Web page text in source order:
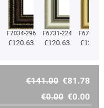
F7034-296
€120.63
F6731-224
€120.63
F6731-
€
€141.00 €81.78
€0.00 €0.00